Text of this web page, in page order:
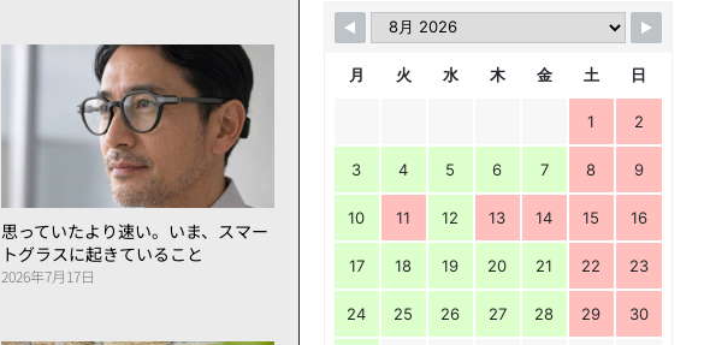
思っていたより速い。いま、スマー
トグラスに起きていること
2026年7月17日
月 火 水 木 金 土 日
1 2
3 4 5 6 7 8 9
10 11 12 13 14 15 16
17 18 19 20 21 22 23
24 25 26 27 28 29 30